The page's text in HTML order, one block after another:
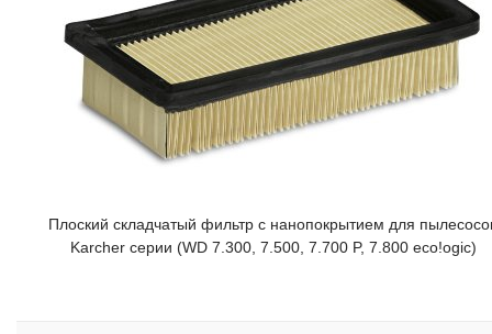
Плоский складчатый фильтр с нанопокрытием для
Karcher серии (WD 7.300, 7.500, 7.700 P, 7.800 eco!ogic)